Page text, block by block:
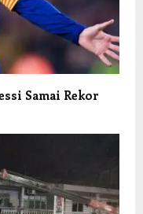
Samai Rekor